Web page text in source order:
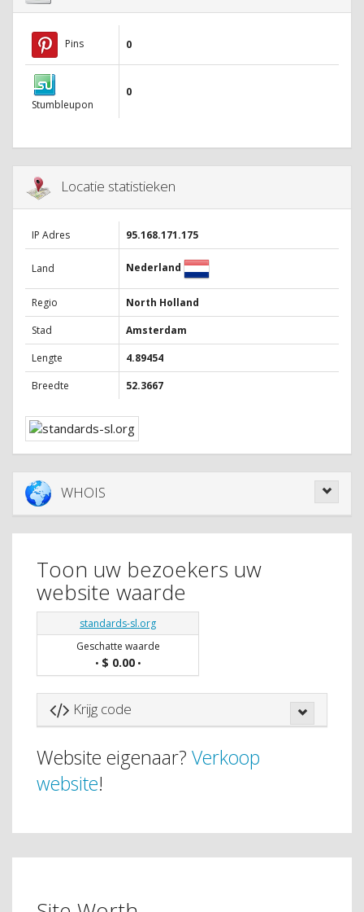
Pins 0
Stumbleupon
0
Locatie statistieken
IP Adres 95.168.171.175
Land Nederland
Regio
North Holland
Stad
Amsterdam
Lengte
4.89454
Breedte
52.3667
WHOIS
Toon uw bezoekers uw
website waarde
standards-sl.org
Geschatte waarde
• $ 0.00•
Krijg code
Website eigenaar? Verkoop
website!